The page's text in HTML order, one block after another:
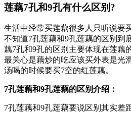
莲藕7孔和9孔有什么区别?
生活中经常买莲藕很多人只听说要
不知道7孔莲藕和9孔莲藕的区别到
藕7孔和9孔的区别主要体现在莲藕
最关心是藕炒的吃应该买外表是光
汤喝的时候要买7空的红莲藕。
7孔莲藕和9孔莲藕的区别介绍：
7孔莲藕和9孔莲藕要说区别其实差